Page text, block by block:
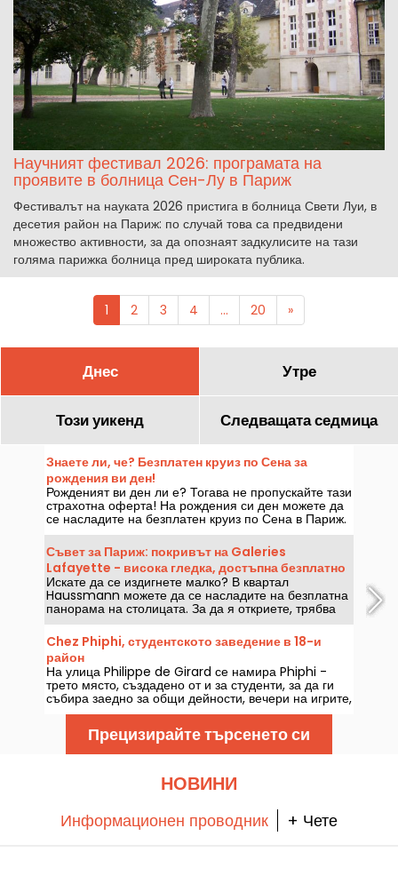
Научният фестивал 2026: програмата на
проявите в болница Сен-Лу в Париж
Фестивалът на науката 2026 пристига в болница Свети Луи, в
десетия район на Париж: по случай това са предвидени
множество активности, за да опознаят задкулисите на тази
голяма парижка болница пред широката публика.
1 2 3 4 ... 20 »
Днес Утре
Този уикенд Следващата седмица
Знаете ли, че? Безплатен круиз по Сена за
рождения ви ден!
Рожденият ви ден ли е? Тогава не пропускайте тази
страхотна оферта! На рождения си ден можете да
се насладите на безплатен круиз по Сена в Париж.
Емблематично занимание, с което да отбележите
празника!
Съвет за Париж: покривът на Galeries
Lafayette - висока гледка, достъпна безплатно
Искате да се издигнете малко? В квартал
Haussmann можете да се насладите на безплатна
панорама на столицата. За да я откриете, трябва
да отидете до един от емблематичните парижки
универсални магазини - Galeries Lafayette, за да
откриете спираща дъха гледка към Париж от
неговия покрив... и то безплатно!
Chez Phiphi, студентското заведение в 18-и
район
На улица Philippe de Girard се намира Phiphi -
трето място, създадено от и за студенти, за да ги
събира заедно за общи дейности, вечери на игрите,
караоке и др.
Прецизирайте търсенето си
НОВИНИ
Информационен проводник + Чете